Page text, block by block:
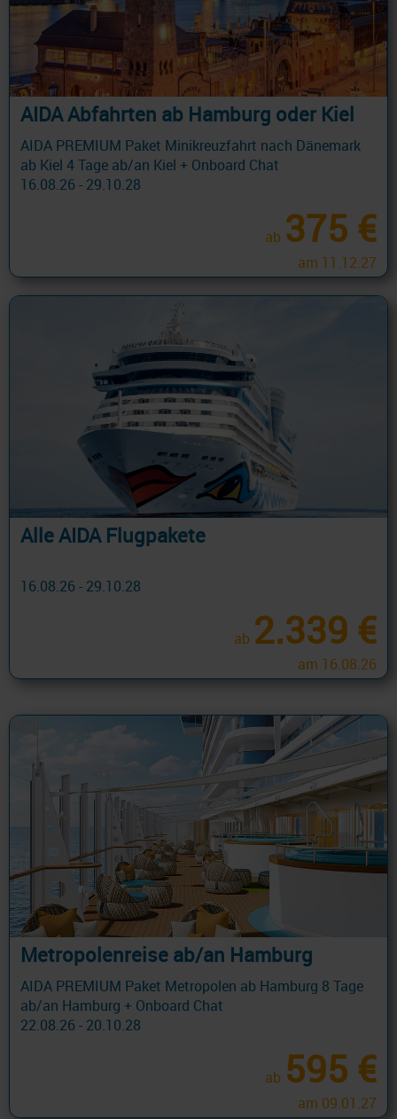
AIDA Abfahrten ab Hamburg oder Kiel
AIDA PREMIUM Paket Minikreuzfahrt nach Dänemark
ab Kiel 4 Tage ab/an Kiel + Onboard Chat
16.08.26 - 29.10.28
ab 375 €
am 11.12.27
Alle AIDA Flugpakete
16.08.26 - 29.10.28
ab 2.339 €
am 16.08.26
Metropolenreise ab/an Hamburg
AIDA PREMIUM Paket Metropolen ab Hamburg 8 Tage
ab/an Hamburg + Onboard Chat
22.08.26 - 20.10.28
ab 595 €
am 09.01.27